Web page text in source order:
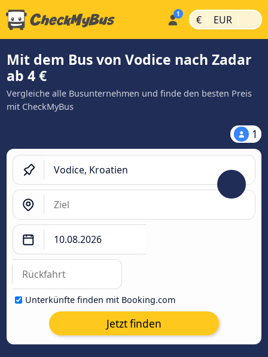
€ | EUR |
Mit dem Bus von Vodice nach Zadar
ab 4 €
Vergleiche alle Busunternehmen und finde den besten Preis
mit CheckMyBus
1
Unterkünfte finden mit Booking.com
Jetzt finden